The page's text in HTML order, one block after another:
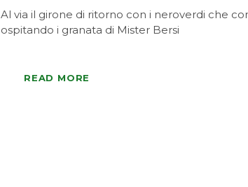
Al via il girone di ritorno con i neroverdi che
ospitando i granata di Mister Bersi
READ MORE